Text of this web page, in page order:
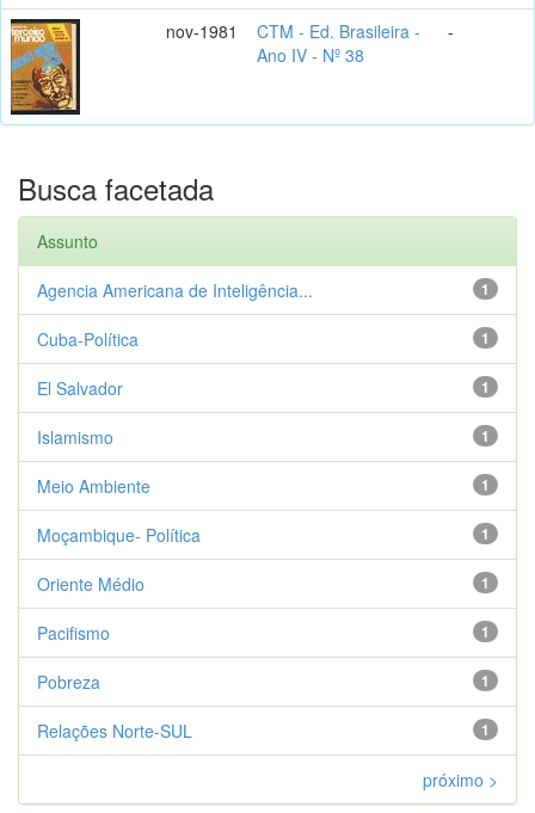
nov-1981
CTM - Ed. Brasileira -
Ano IV - Nº 38
-
Busca facetada
Assunto
1
Agencia Americana de Inteligência...
1
Cuba-Política
1
El Salvador
1
Islamismo
1
Meio Ambiente
1
Moçambique- Política
1
Oriente Médio
1
Pacifismo
1
Pobreza
1
Relações Norte-SUL
próximo >